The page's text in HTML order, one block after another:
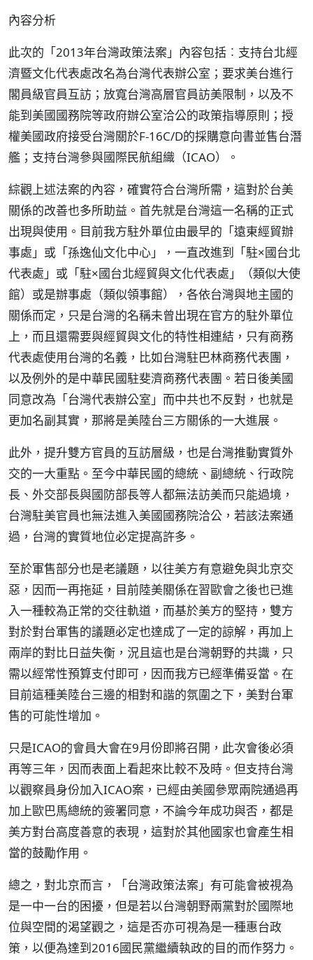
內容分析
此次的「2013年台灣政策法案」內容包括︰支持台北經
濟暨文化代表處改名為台灣代表辦公室；要求美台進行
閣員級官員互訪；放寬台灣高層官員訪美限制，以及不
能到美國國務院等政府辦公室洽公的政策指導原則；授
權美國政府接受台灣關於F-16C/D的採購意向書並售台潛
艦；支持台灣參與國際民航組織（ICAO）。
綜觀上述法案的內容，確實符合台灣所需，這對於台美
關係的改善也多所助益。首先就是台灣這一名稱的正式
出現與使用。目前我方駐外單位由最早的「遠東經貿辦
事處」或「孫逸仙文化中心」，一直改進到「駐×國台北
代表處」或「駐×國台北經貿與文化代表處」（類似大使
館）或是辦事處（類似領事館），各依台灣與地主國的
關係而定，只是台灣的名稱未曾出現在官方的駐外單位
上，而且還需要與經貿與文化的特性相連結，只有商務
代表處使用台灣的名義，比如台灣駐巴林商務代表團，
以及例外的是中華民國駐斐濟商務代表團。若日後美國
同意改為「台灣代表辦公室」而中共也不反對，也就是
更加名副其實，那將是美陸台三方關係的一大進展。
此外，提升雙方官員的互訪層級，也是台灣推動實質外
交的一大重點。至今中華民國的總統、副總統、行政院
長、外交部長與國防部長等人都無法訪美而只能過境，
台灣駐美官員也無法進入美國國務院洽公，若該法案通
過，台灣的實質地位必定提高許多。
至於軍售部分也是老議題，以往美方有意避免與北京交
惡，因而一再拖延，目前陸美關係在習歐會之後也已進
入一種較為正常的交往軌道，而基於美方的堅持，雙方
對於對台軍售的議題必定也達成了一定的諒解，再加上
兩岸的對比日益失衡，況且這也是台灣朝野的共識，只
需以經常性預算支付即可，因而我方已經準備妥當。在
目前這種美陸台三邊的相對和諧的氛圍之下，美對台軍
售的可能性增加。
只是ICAO的會員大會在9月份即將召開，此次會後必須
再等三年，因而表面上看起來比較不及時。但支持台灣
以觀察員身份加入ICAO案，已經由美國參眾兩院通過再
加上歐巴馬總統的簽署同意，不論今年成功與否，都是
美方對台高度善意的表現，這對於其他國家也會產生相
當的鼓勵作用。
總之，對北京而言，「台灣政策法案」有可能會被視為
是一中一台的困擾，但是若以台灣朝野兩黨對於國際地
位與空間的渴望觀之，這是否亦可視為是一種惠台政
策，以便為達到2016國民黨繼續執政的目的而作努力。